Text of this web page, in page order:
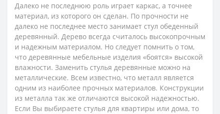
Далеко не последнюю роль играет каркас, а точнее
материал, из которого он сделан. По прочности не
далеко не последнее место занимает стул обеденный
деревянный. Дерево всегда считалось высокопрочным
и надежным материалом. Но следует помнить о том,
что деревянные мебельные изделия «боятся» высокой
влажности. Заменить стулья деревянные можно на
металлические. Всем известно, что металл является
одним из наиболее прочных материалов. Конструкции
из металла так же отличаются высокой надежностью.
Если Вы выбираете стулья для квартиры или дома, то